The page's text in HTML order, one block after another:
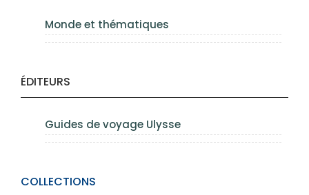
Monde et thématiques
ÉDITEURS
Guides de voyage Ulysse
COLLECTIONS